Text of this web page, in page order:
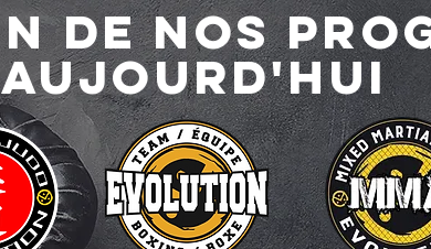
DE NOS
AUJOURD'HUI